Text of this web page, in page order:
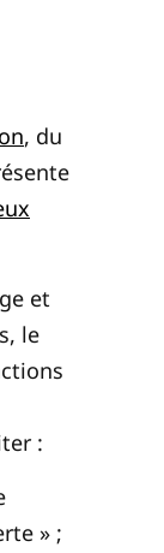
, du
et
le
:
» ;